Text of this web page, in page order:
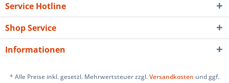
Service Hotline
Shop Service
Informationen
* Alle Preise inkl. gesetzl. Mehrwertsteuer zzgl.Versandkosten und ggf.